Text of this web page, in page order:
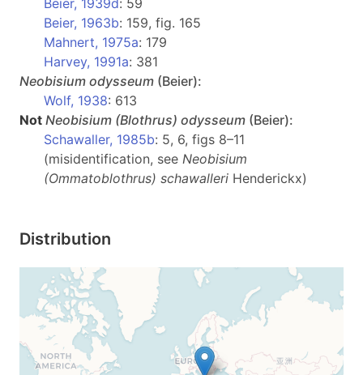
Beier, 1939d: 59
Beier, 1963b: 159, fig. 165
Mahnert, 1975a: 179
Harvey, 1991a: 381
Neobisium odysseum (Beier):
Wolf, 1938: 613
Not Neobisium (Blothrus) odysseum (Beier):
Schawaller, 1985b: 5, 6, figs 8–11
(misidentification, see Neobisium
(Ommatoblothrus) schawalleri Henderickx)
Distribution